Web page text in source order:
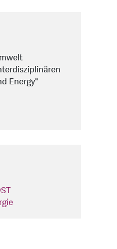
Energy"